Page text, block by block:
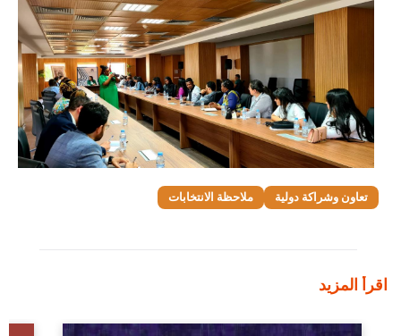
تعاون وشراكة دولية ملاحظة الانتخابات
اقرأ المزيد